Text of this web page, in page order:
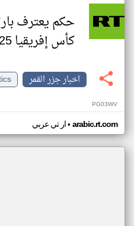
حكم يعترف
كأس إفريقيا 2025
اخبار جزر القمر
PG03WV
ار تي عربي• arabic.rt.com